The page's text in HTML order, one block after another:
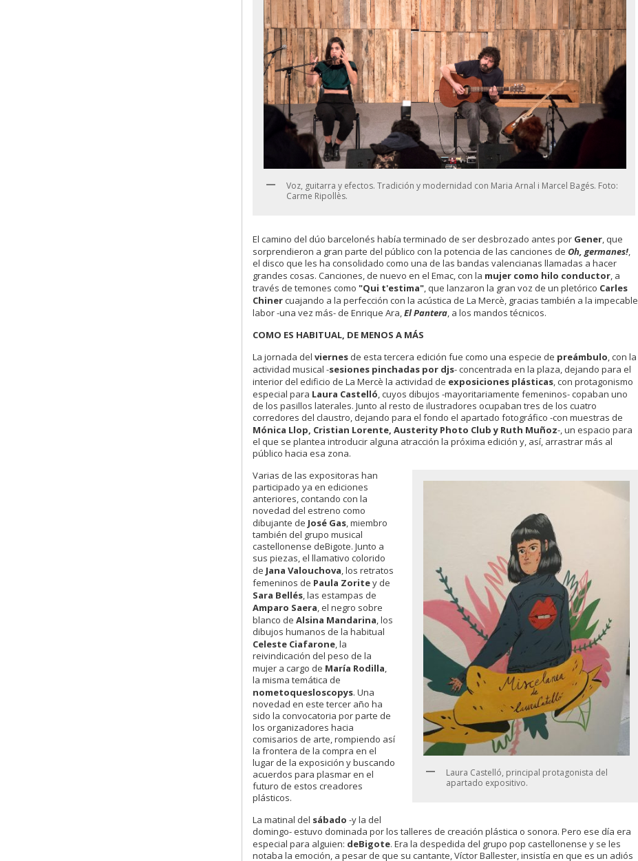
Voz, guitarra y efectos. Tradición y modernidad con Maria Arnal i Marcel Bagés. Foto:
Carme Ripollès.
El camino del dúo barcelonés había terminado de ser desbrozado antes por Gener, que
sorprendieron a gran parte del público con la potencia de las canciones de Oh, germanes!,
el disco que les ha consolidado como una de las bandas valencianas llamadas a hacer
grandes cosas. Canciones, de nuevo en el Emac, con la mujer como hilo conductor, a
través de temones como "Qui t'estima", que lanzaron la gran voz de un pletórico Carles
Chinercuajando a la perfección con la acústica de La Mercè, gracias también a la impecable
labor -una vez más- de Enrique Ara,El Pantera, a los mandos técnicos.
COMO ES HABITUAL, DE MENOS A MÁS
La jornada del viernes de esta tercera edición fue como una especie de preámbulo, con la
actividad musical -sesiones pinchadas por djs- concentrada en la plaza, dejando para el
interior del edificio de La Mercè la actividad de exposiciones plásticas, con protagonismo
especial para Laura Castelló, cuyos dibujos -mayoritariamente femeninos- copaban uno
de los pasillos laterales. Junto al resto de ilustradores ocupaban tres de los cuatro
corredores del claustro, dejando para el fondo el apartado fotográfico -con muestras de
Mónica Llop, Cristian Lorente, Austerity Photo Club y Ruth Muñoz-, un espacio para
el que se plantea introducir alguna atracción la próxima edición y, así, arrastrar más al
público hacia esa zona.
Laura Castelló, principal protagonista del
apartado expositivo.
Varias de las expositoras han
participado ya en ediciones
anteriores, contando con la
novedad del estreno como
dibujante de José Gas , miembro
también del grupo musical
castellonense deBigote. Junto a
sus piezas, el llamativo colorido
de Jana Valouchova , los retratos
femeninos de Paula Zoritey de
Sara Bellés , las estampas de
Amparo Saera , el negro sobre
blanco de Alsina Mandarina , los
dibujos humanos de la habitual
Celeste Ciafarone , la
reivindicación del peso de la
mujer a cargo de María Rodilla
la misma temática de
nometoquesloscopys. Una
novedad en este tercer año ha
sido la convocatoria por parte de
los organizadores hacia
comisarios de arte, rompiendo así
la frontera de la compra en el
lugar de la exposición y buscando
acuerdos para plasmar en el
futuro de estos creadores
plásticos.
La matinal del sábado -y la del
domingo- estuvo dominada por los talleres de creación plástica o sonora. Pero ese día era
especial para alguien: deBigote. Era la despedida del grupo pop castellonense y se les
notaba la emoción, a pesar de que su cantante, Víctor Ballester, insistía en que es un adiós